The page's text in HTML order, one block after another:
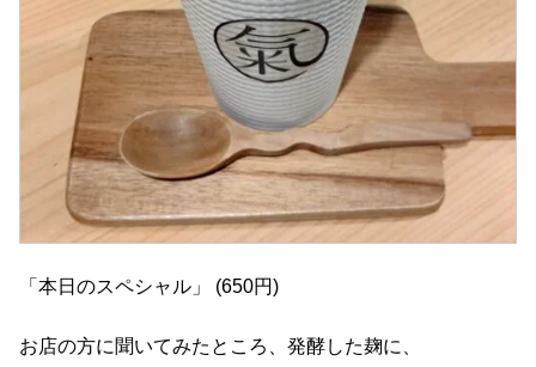
「本日のスペシャル」 (650円)
お店の方に聞いてみたところ、発酵した麹に、